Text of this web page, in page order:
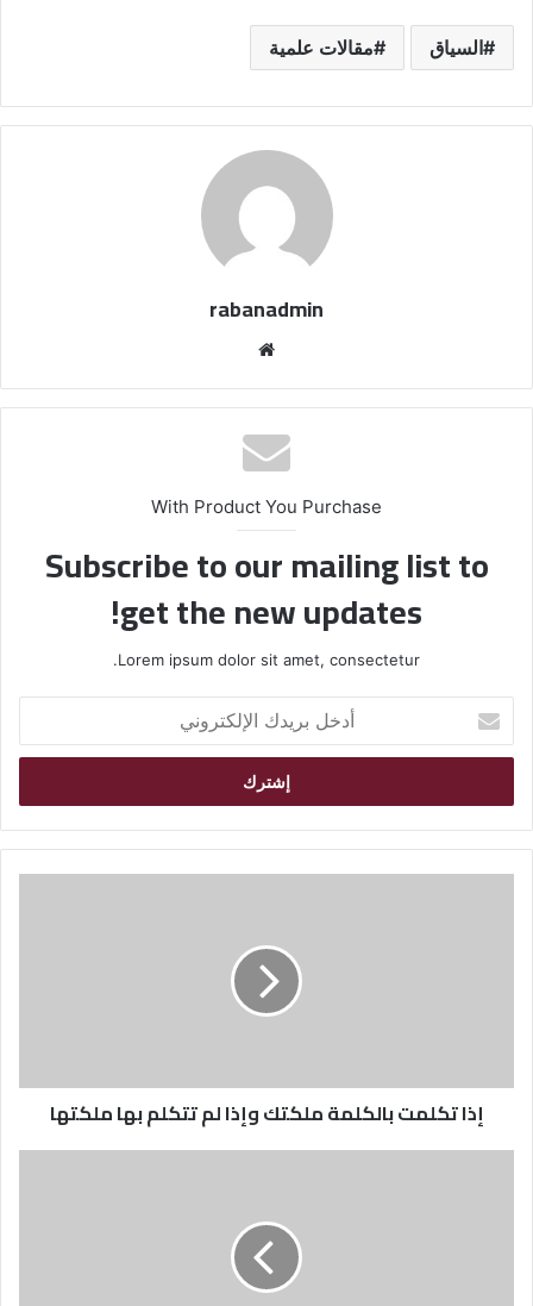
السياق مقالات علمية
rabanadmin
الوي
ب
With Product You Purchase
Subscribe to our mailing list to
get the new updates!
Lorem ipsum dolor sit amet, consectetur.
خ
ب
ر
إذا تكلمت بالكلمة ملكتك وإذا لم تتكلم بها ملكتها